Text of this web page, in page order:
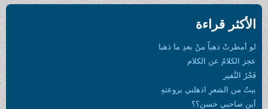
الأكثر قراءة
لو أمطرتْ ذهباً منْ بعدِ ما ذهبا
عجز الكلامُ عن الكلام
فَجْرُ النَّفير
بيتٌ من الشعرِ اذهلني بروعتهِ
أين صاحبي حسن؟؟